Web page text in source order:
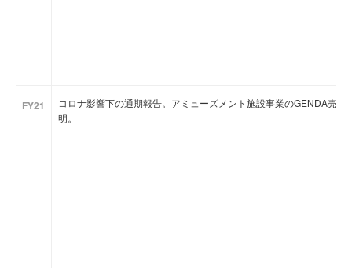
FY21
コロナ影響下の通期報告。アミューズメント施設事業のGENDA売
明。